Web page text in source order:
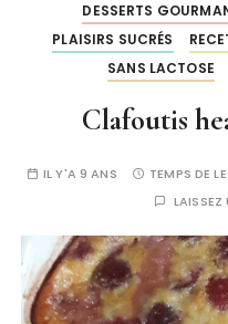
DESSERTS
PLAISIRS SUCRÉS
SANS LACTOSE
Clafoutis
IL Y'A 9 ANS TEMPS DE
LAISSEZ